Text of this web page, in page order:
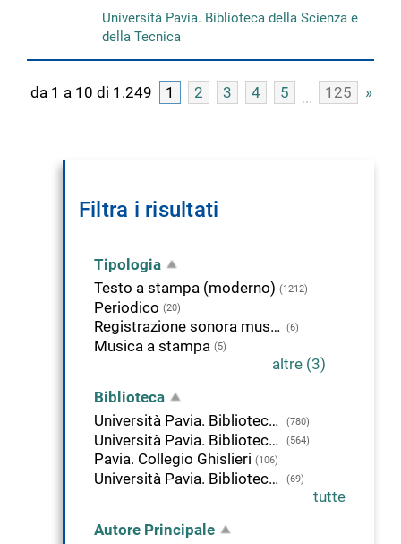
Università Pavia. Biblioteca della Scienza e
della Tecnica
da 1 a 10 di 1.249 1 2 3 4 5 125 »
Filtra i risultati
Tipologia
Testo a stampa (moderno) (1212)
Periodico (20)
Registrazione sonora musicale (6)
Musica a stampa (5)
altre (3)
Biblioteca
Università Pavia. Biblioteca delle Scienze
(780)
Università Pavia. Biblioteca della Scienza e della Tecnica (564)
Pavia. Collegio Ghislieri (106)
Università Pavia. Biblioteca di Studi Umanistici (69)
tutte
Autore Principale